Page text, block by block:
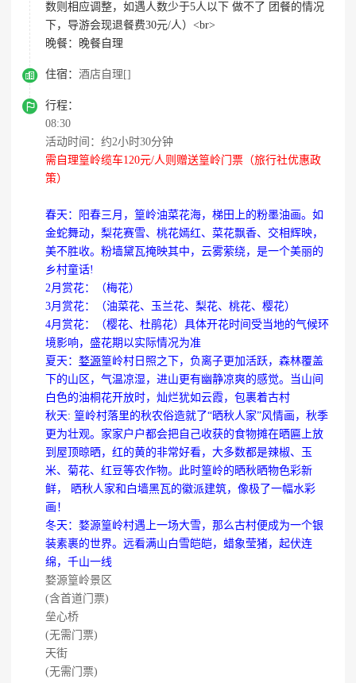
数则相应调整，如遇人数少于5人以下 做不了 团餐的情况
下，导游会现退餐费30元/人）<br>
晚餐：
晚餐自理
 住宿： 酒店自理[]

行程：
08:30
活动时间：约2小时30分钟
需自理篁岭缆车120元/人则赠送篁岭门票（旅行社优惠政
策）
春天：阳春三月，篁岭油菜花海，梯田上的粉墨油画。如
金蛇舞动，梨花赛雪、桃花嫣红、菜花飘香、交相辉映，
美不胜收。粉墙黛瓦掩映其中，云雾萦绕，是一个美丽的
乡村童话!
2月赏花：（梅花）
3月赏花：（油菜花、玉兰花、梨花、桃花、樱花）
4月赏花：（樱花、杜鹃花）具体开花时间受当地的气候环
境影响，盛花期以实际情况为准
夏天： 婺源篁岭村日照之下，负离子更加活跃，森林覆盖
下的山区，气温凉湿，进山更有幽静凉爽的感觉。当山间
白色的油桐花开放时，灿烂犹如云霞，包裹着古村
秋天: 篁岭村落里的秋农俗造就了“晒秋人家”风情画，秋季
更为壮观。家家户户都会把自己收获的食物摊在晒匾上放
到屋顶晾晒，红的黄的非常好看，大多数都是辣椒、玉
米、菊花、红豆等农作物。此时篁岭的晒秋晒物色彩新
鲜， 晒秋人家和白墙黑瓦的徽派建筑，像极了一幅水彩
画！
冬天：婺源篁岭村遇上一场大雪，那么古村便成为一个银
装素裹的世界。远看满山白雪皑皑，蜡象莹猪，起伏连
绵，千山一线
婺源篁岭景区
(含首道门票)
垒心桥
(无需门票)
天街
(无需门票)